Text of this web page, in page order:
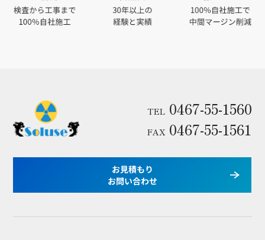
TEL 0467-55-1560
FAX 0467-55-1561
お見積もり
お問い合わせ